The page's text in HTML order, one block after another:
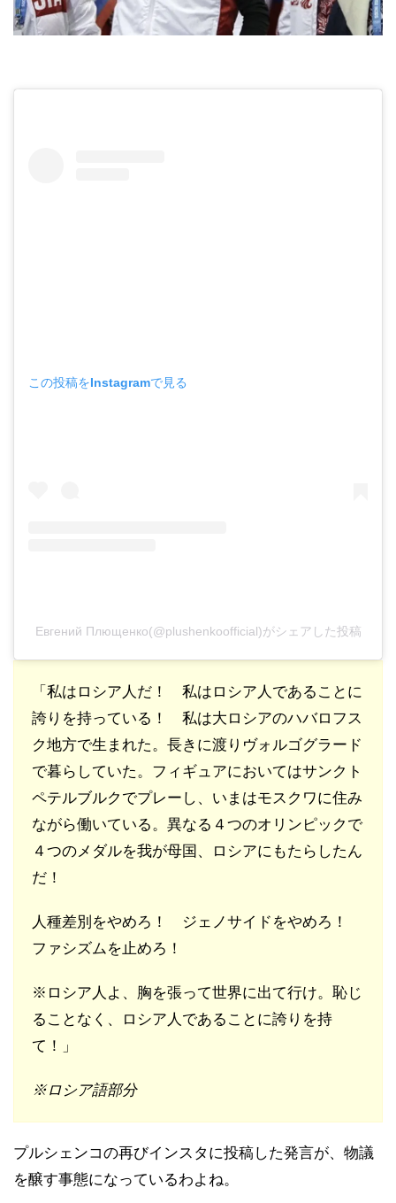
この投稿をInstagramで見る
Евгений Плющенко(@plushenkoofficial)がシェアした投稿
「私はロシア人だ！ 私はロシア人であることに
誇りを持っている！ 私は大ロシアのハバロフス
ク地方で生まれた。長きに渡りヴォルゴグラード
で暮らしていた。フィギュアにおいてはサンクト
ペテルブルクでプレーし、いまはモスクワに住み
ながら働いている。異なる４つのオリンピックで
４つのメダルを我が母国、ロシアにもたらしたん
だ！
人種差別をやめろ！ ジェノサイドをやめろ！
ファシズムを止めろ！
※ロシア人よ、胸を張って世界に出て行け。恥じ
ることなく、ロシア人であることに誇りを持
て！」
※ロシア語部分
プルシェンコの再びインスタに投稿した発言が、物議
を醸す事態になっているわよね。